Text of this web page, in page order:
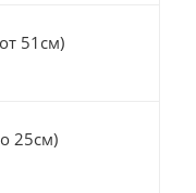
51см)
25см)